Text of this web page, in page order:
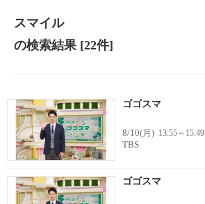
スマイル
の検索結果[22件]
ゴゴスマ
8/10(月) 13:55～15:49
TBS
ゴゴスマ